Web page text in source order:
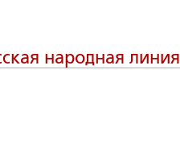
народная линия